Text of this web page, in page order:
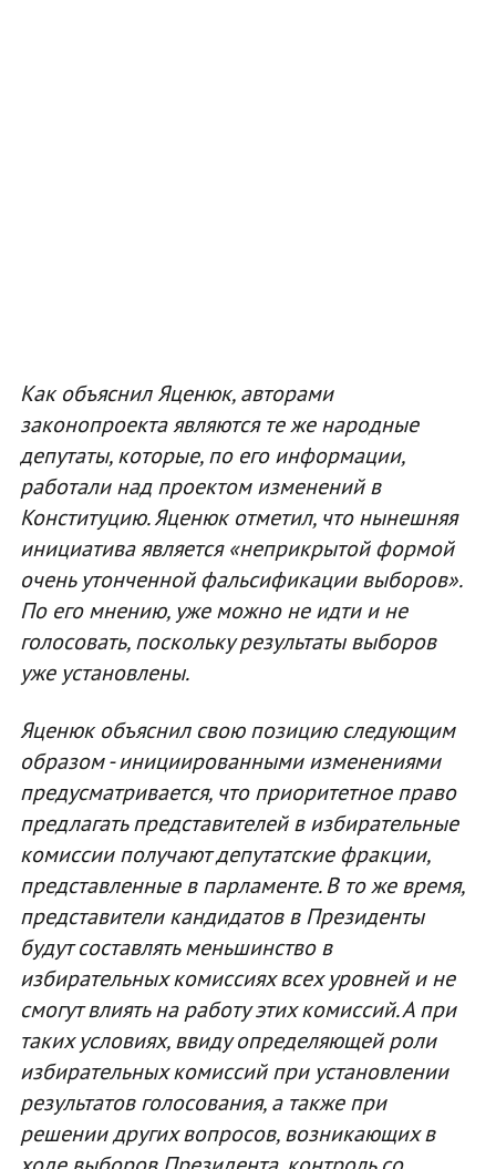
Как объяснил Яценюк, авторами
законопроекта являются те же народные
депутаты, которые, по его информации,
работали над проектом изменений в
Конституцию. Яценюк отметил, что нынешняя
инициатива является «неприкрытой формой
очень утонченной фальсификации выборов».
По его мнению, уже можно не идти и не
голосовать, поскольку результаты выборов
уже установлены.
Яценюк объяснил свою позицию следующим
образом - инициированными изменениями
предусматривается, что приоритетное право
предлагать представителей в избирательные
комиссии получают депутатские фракции,
представленные в парламенте. В то же время,
представители кандидатов в Президенты
будут составлять меньшинство в
избирательных комиссиях всех уровней и не
смогут влиять на работу этих комиссий. А при
таких условиях, ввиду определяющей роли
избирательных комиссий при установлении
результатов голосования, а также при
решении других вопросов, возникающих в